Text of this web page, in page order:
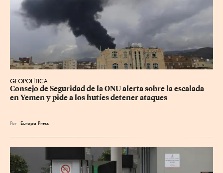
GEOPOLÍTICA
Consejo de Seguridad de la ONU alerta sobre la escalada
en Yemen y pide a los hutíes detener ataques
Por Europa Press